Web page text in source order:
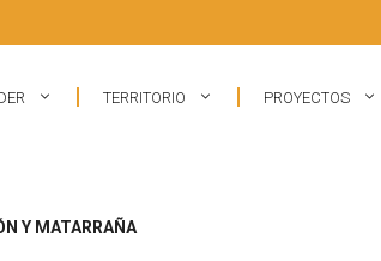
TERRITORIO PROYECTOS
Y MATARRAÑA